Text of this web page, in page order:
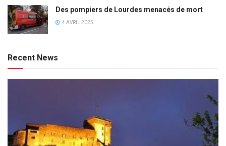
Des pompiers de Lourdes menacés de mort
4 AVRIL 2025
Recent News